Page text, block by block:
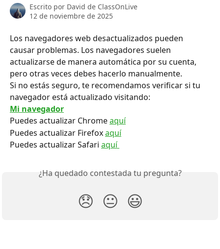
Escrito por David de ClassOnLive
12 de noviembre de 2025
Los navegadores web desactualizados pueden
causar problemas. Los navegadores suelen
actualizarse de manera automática por su cuenta,
pero otras veces debes hacerlo manualmente.
Si no estás seguro, te recomendamos verificar si tu
navegador está actualizado visitando:
Mi navegador
Puedes actualizar Chrome aquí
Puedes actualizar Firefox aquí
Puedes actualizar Safari aquí
¿Ha quedado contestada tu pregunta?
😞 😐 😃